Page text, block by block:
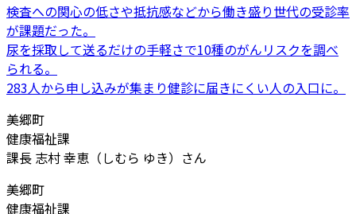
検査への関心の低さや抵抗感などから働き盛り世代の受診率
が課題だった。
尿を採取して送るだけの手軽さで10種のがんリスクを調べ
られる。
283人から申し込みが集まり健診に届きにくい人の入口に。
美郷町
健康福祉課
課長 志村 幸恵（しむら ゆき）さん
美郷町
健康福祉課